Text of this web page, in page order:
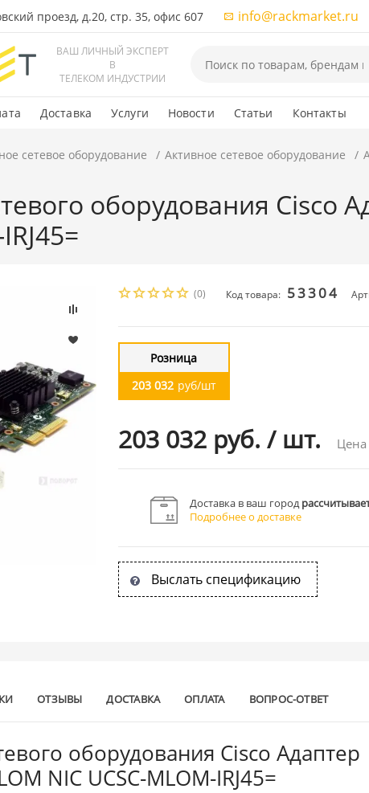
проезд, д.20, стр. 35, офис 607 info@rackmarket.ru
ВАШ ЛИЧНЫЙ ЭКСПЕРТ
В
ТЕЛЕКОМ ИНДУСТРИИ
Доставка Услуги Новости Статьи Контакты
сетевое оборудование Активное сетевое оборудование
оборудования Cisco
(0) Код товара: 53304
Розница
203 032 руб/шт
203 032 руб. / шт. Цена
Доставка в ваш город
Подробнее о доставке
Выслать спецификацию
ОТЗЫВЫ ДОСТАВКА ОПЛАТА ВОПРОС-ОТВЕТ
оборудования Cisco Aдаптер
NIC UCSC-MLOM-IRJ45=